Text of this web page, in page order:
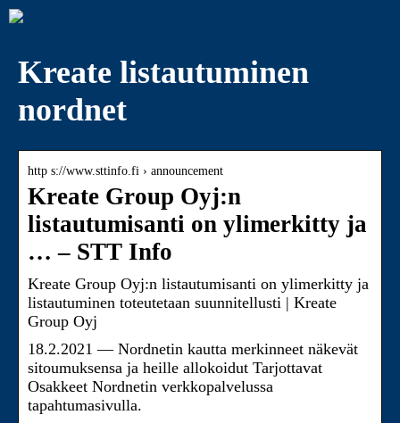
Kreate listautuminen
nordnet
http s://www.sttinfo.fi › announcement
Kreate Group Oyj:n
listautumisanti on ylimerkitty ja
… – STT Info
Kreate Group Oyj:n listautumisanti on ylimerkitty ja
listautuminen toteutetaan suunnitellusti | Kreate
Group Oyj
18.2.2021 — Nordnetin kautta merkinneet näkevät
sitoumuksensa ja heille allokoidut Tarjottavat
Osakkeet Nordnetin verkkopalvelussa
tapahtumasivulla.